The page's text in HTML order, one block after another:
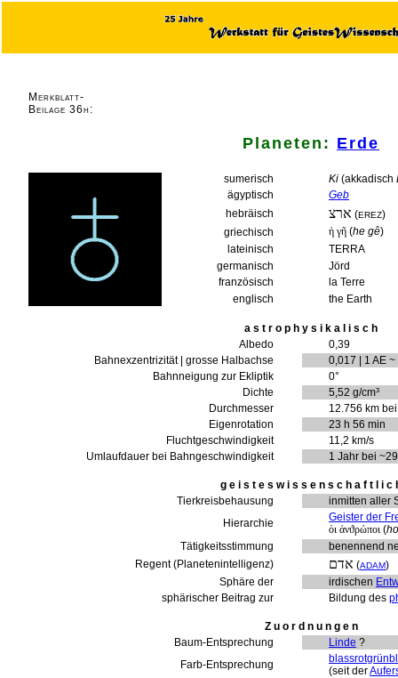
Merkblatt-
Beilage 36h:
Planeten: Erde
sumerisch Ki (akkadisch
ägyptisch
Geb
hebräisch
ארצ (EREZ)
griechisch
ἡ γῆ (he gê)
lateinisch
TERRA
germanisch
Jörd
französisch
la Terre
englisch
the Earth
a s t r o p h y s i k a l i s c h
Albedo
0,39
Bahnexzentrizität | grosse Halbachse
0,017 | 1 AE
Bahnneigung zur Ekliptik
0°
Dichte
5,52 g/cm³
Durchmesser
12.756 km
Eigenrotation
23 h 56 min
Fluchtgeschwindigkeit
11,2 km/s
Umlaufdauer bei Bahngeschwindigkeit
1 Jahr bei
g e i s t e s w i s s e n s c h a f t l i c
Tierkreisbehausung
inmitten aller
Hierarchie
Geister der
ὁι ἀνϑρώποι (
Tätigkeitsstimmung
benennend
Regent (Planetenintelligenz)
אדם (ADAM)
Sphäre der
irdischen
sphärischer Beitrag zur
Bildung des
Z u o r d n u n g e n
Baum-Entsprechung
Linde ?
Farb-Entsprechung
(seit der